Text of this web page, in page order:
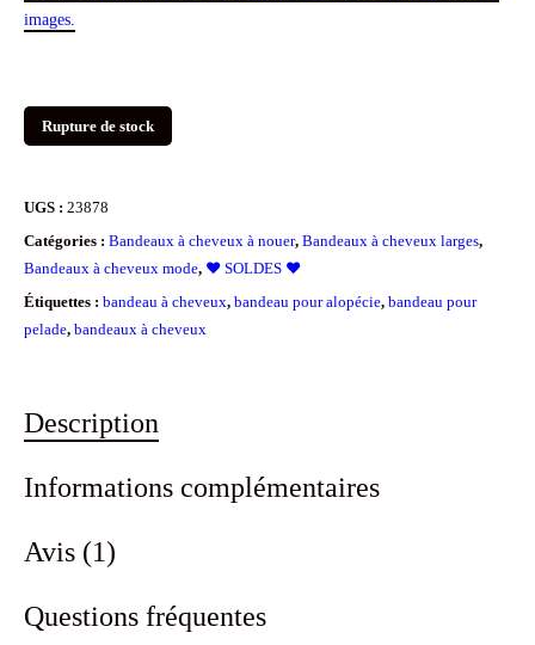
images.
Rupture de stock
UGS : 23878
Catégories : Bandeaux à cheveux à nouer, Bandeaux à cheveux larges,
Bandeaux à cheveux mode, ❤️ SOLDES ❤️
Étiquettes : bandeau à cheveux, bandeau pour alopécie, bandeau pour
pelade, bandeaux à cheveux
Description
Informations complémentaires
Avis (1)
Questions fréquentes